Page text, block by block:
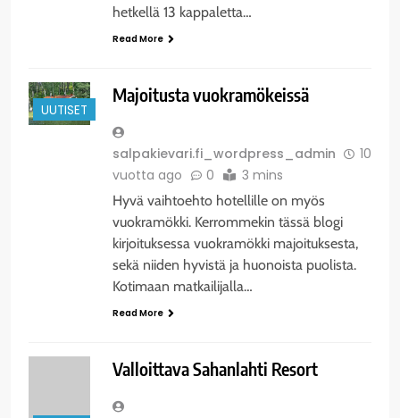
hetkellä 13 kappaletta…
Read More
UUTISET
Majoitusta vuokramökeissä
salpakievari.fi_wordpress_admin
10
vuotta ago
0 3 mins
Hyvä vaihtoehto hotellille on myös
vuokramökki. Kerrommekin tässä blogi
kirjoituksessa vuokramökki majoituksesta,
sekä niiden hyvistä ja huonoista puolista.
Kotimaan matkailijalla…
Read More
Valloittava Sahanlahti Resort